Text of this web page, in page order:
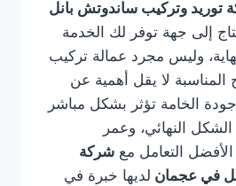
توريد وتركيب ساندوتش بانل
إلى جهة توفر لك الخدمة
وليس مجرد عمالة تركيب
المناسبة لا يقل أهمية عن
جودة الخامة تؤثر بشكل مباشر
الشكل النهائي، وعمر
التعامل مع شركة
في عجمان لديها خبرة في